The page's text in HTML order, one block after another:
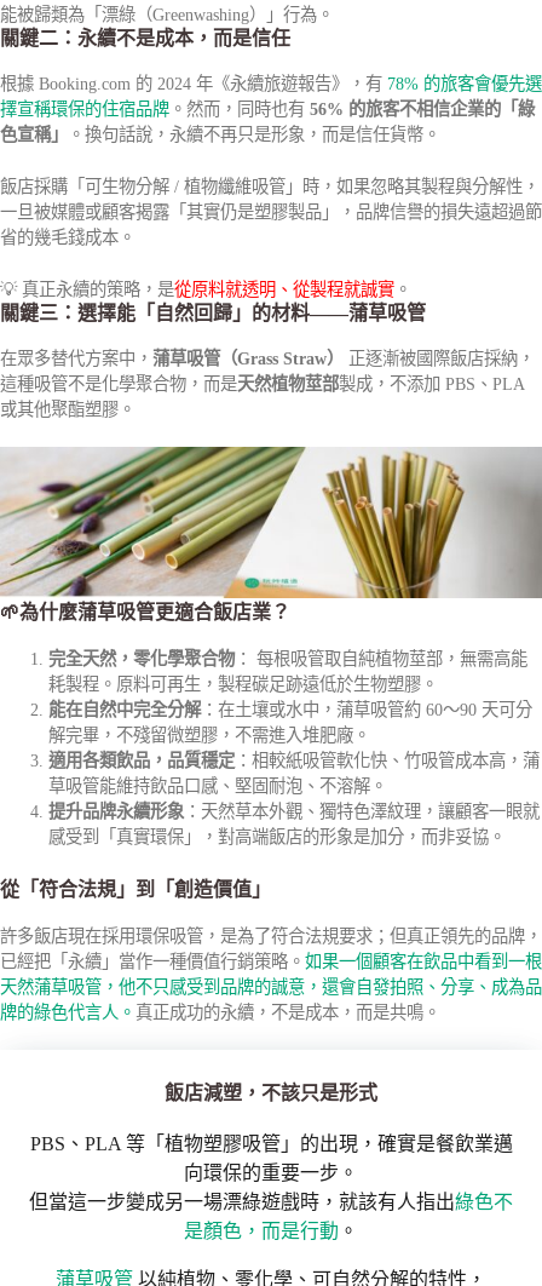
能被歸類為「漂綠（Greenwashing）」行為。
關鍵二：永續不是成本，而是信任
根據 Booking.com 的 2024 年《永續旅遊報告》，有 78% 的旅客會優先選
擇宣稱環保的住宿品牌 。然而，同時也有 56% 的旅客不相信企業的「綠
色宣稱」
。換句話說，永續不再只是形象，而是信任貨幣。
飯店採購「可生物分解 / 植物纖維吸管」時，如果忽略其製程與分解性，
一旦被媒體或顧客揭露「其實仍是塑膠製品」，品牌信譽的損失遠超過節
省的幾毛錢成本。
💡 真正永續的策略，是從原料就透明、從製程就誠實 。
關鍵三：選擇能「自然回歸」的材料——蒲草吸管
在眾多替代方案中， 蒲草吸管（Grass Straw）
正逐漸被國際飯店採納，
這種吸管不是化學聚合物，而是天然植物莖部製成，不添加 PBS、PLA
或其他聚酯塑膠。
🌱為什麼蒲草吸管更適合飯店業？
完全天然，零化學聚合物： 每根吸管取自純植物莖部，無需高能
耗製程。原料可再生，製程碳足跡遠低於生物塑膠。
能在自然中完全分解：在土壤或水中，蒲草吸管約 60～90 天可分
解完畢，不殘留微塑膠，不需進入堆肥廠。
適用各類飲品，品質穩定 ：相較紙吸管軟化快、竹吸管成本高，蒲
草吸管能維持飲品口感、堅固耐泡、不溶解。
提升品牌永續形象 ：天然草本外觀、獨特色澤紋理，讓顧客一眼就
感受到「真實環保」，對高端飯店的形象是加分，而非妥協。
從「符合法規」到「創造價值」
許多飯店現在採用環保吸管，是為了符合法規要求；但真正領先的品牌，
已經把「永續」當作一種價值行銷策略。 如果一個顧客在飲品中看到一根
天然蒲草吸管，他不只感受到品牌的誠意，還會自發拍照、分享、成為品
牌的綠色代言人。 真正成功的永續，不是成本，而是共鳴。
飯店減塑，不該只是形式
PBS、PLA 等「植物塑膠吸管」的出現，確實是餐飲業邁
向環保的重要一步。
但當這一步變成另一場漂綠遊戲時，就該有人指出綠色不
是顏色，而是行動 。
蒲草吸管 以純植物、零化學、可自然分解的特性，